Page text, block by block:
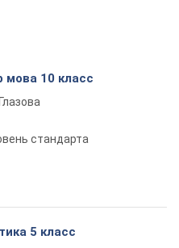
мова 10 класс
стандарта
5 класс